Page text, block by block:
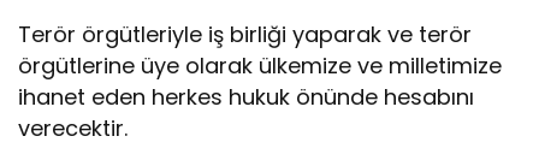
Terör örgütleriyle iş birliği yaparak ve terör
örgütlerine üye olarak ülkemize ve milletimize
ihanet eden herkes hukuk önünde hesabını
verecektir.